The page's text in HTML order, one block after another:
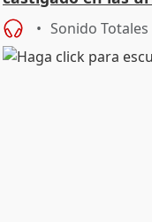
cambio"
Sonido Totales